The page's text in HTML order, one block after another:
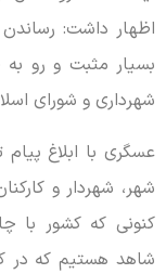
اظهار داشت:
بسیار مثبت و رو
شهرداری و شورای
عسگری با ابلاغ
شهر، شهردار و
کنونی که کشور با
شاهد هستیم که در